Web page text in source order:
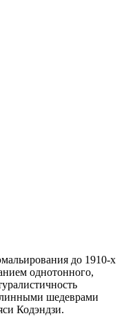
до 1910-х
однотонного,
шедеврами
Кодэндзи.